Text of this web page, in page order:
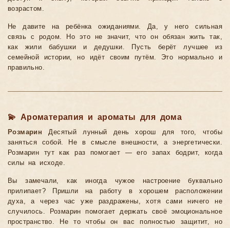
возрастом.
Не давите на ребёнка ожиданиями. Да, у него сильная
связь с родом. Но это не значит, что он обязан жить так,
как жили бабушки и дедушки. Пусть берёт лучшее из
семейной истории, но идёт своим путём. Это нормально и
правильно.
💫 Ароматерапия и ароматы для дома
Розмарин Десятый лунный день хорош для того, чтобы
заняться собой. Не в смысле внешности, а энергетически.
Розмарин тут как раз помогает — его запах бодрит, когда
силы на исходе.
Вы замечали, как иногда чужое настроение буквально
прилипает? Пришли на работу в хорошем расположении
духа, а через час уже раздражены, хотя сами ничего не
случилось. Розмарин помогает держать своё эмоциональное
пространство. Не то чтобы он вас полностью защитит, но